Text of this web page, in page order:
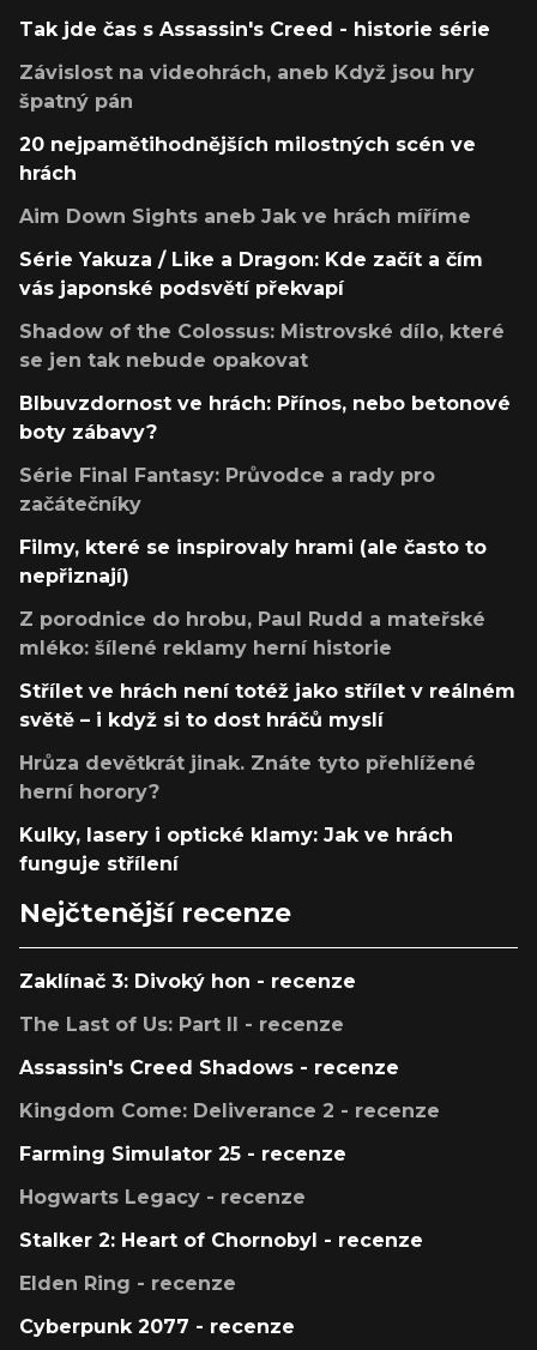
Tak jde čas s Assassin's Creed - historie série
Závislost na videohrách, aneb Když jsou hry
špatný pán
20 nejpamětihodnějších milostných scén ve
hrách
Aim Down Sights aneb Jak ve hrách míříme
Série Yakuza / Like a Dragon: Kde začít a čím
vás japonské podsvětí překvapí
Shadow of the Colossus: Mistrovské dílo, které
se jen tak nebude opakovat
Blbuvzdornost ve hrách: Přínos, nebo betonové
boty zábavy?
Série Final Fantasy: Průvodce a rady pro
začátečníky
Filmy, které se inspirovaly hrami (ale často to
nepřiznají)
Z porodnice do hrobu, Paul Rudd a mateřské
mléko: šílené reklamy herní historie
Střílet ve hrách není totéž jako střílet v reálném
světě – i když si to dost hráčů myslí
Hrůza devětkrát jinak. Znáte tyto přehlížené
herní horory?
Kulky, lasery i optické klamy: Jak ve hrách
funguje střílení
Nejčtenější recenze
Zaklínač 3: Divoký hon - recenze
The Last of Us: Part II - recenze
Assassin's Creed Shadows - recenze
Kingdom Come: Deliverance 2 - recenze
Farming Simulator 25 - recenze
Hogwarts Legacy - recenze
Stalker 2: Heart of Chornobyl - recenze
Elden Ring - recenze
Cyberpunk 2077 - recenze